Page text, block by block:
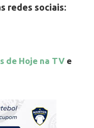
redes sociais:
de Hoje na TV e